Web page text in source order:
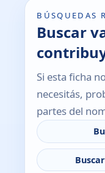
BÚSQUEDAS
Buscar
Si esta ficha
necesitás,
partes del